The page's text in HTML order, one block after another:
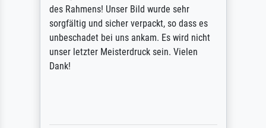
des Rahmens! Unser Bild wurde sehr
sorgfältig und sicher verpackt, so dass es
unbeschadet bei uns ankam. Es wird nicht
unser letzter Meisterdruck sein. Vielen
Dank!